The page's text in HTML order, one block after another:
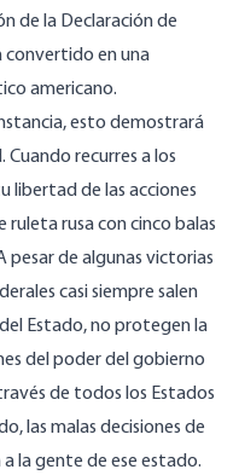
de la Declaración de
convertido en una
americano.
esto demostrará
recurres a los
libertad de las acciones
rusa con cinco balas
pesar de algunas victorias
casi siempre salen
Estado, no protegen la
del poder del gobierno
de todos los Estados
las malas decisiones de
la gente de ese estado.